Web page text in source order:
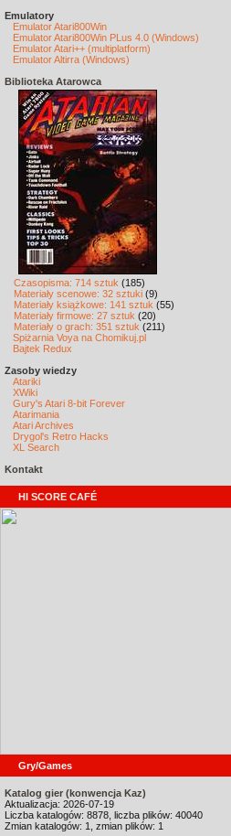
Emulatory
Emulator Atari800Win
Emulator Atari800Win PLus 4.0 (Windows)
Emulator Atari++ (multiplatform)
Emulator Altirra (Windows)
Biblioteka Atarowca
Czasopisma: 714 sztuk (185)
Materiały scenowe: 32 sztuki (9)
Materiały książkowe: 141 sztuk (55)
Materiały firmowe: 27 sztuk (20)
Materiały o grach: 351 sztuk (211)
Spiżarnia Voya na Chomikuj.pl
Bajtek Redux
Zasoby wiedzy
Atariki
XWiki
Gury's Atari 8-bit Forever
Atarimania
Atari Archives
Drygol's Retro Hacks
XL Search
Kontakt
HI SCORE CAFÉ
Gry/Games
Katalog gier (konwencja Kaz)
Aktualizacja: 2026-07-19
Liczba katalogów: 8878, liczba plików: 40040
Zmian katalogów: 1, zmian plików: 1